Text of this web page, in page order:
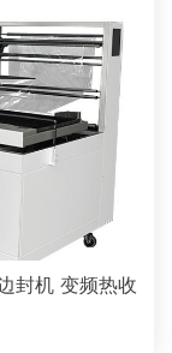
封机 变频热收